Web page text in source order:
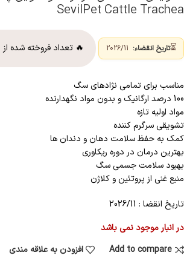
SevilPet Cattle Trachea
⏳تاریخ انقضاء: 🔥 تعداد فروخته شده
مناسب برای تمامی نژادهای سگ
100 درصد ارگانیک و بدون مواد نگهدارنده
مواد اولیه تازه
تشویقی سرگرم کننده
کمک به حفظ سلامت دهان و دندان ها
بهترین درمان در دوره ریکاوری
بهبود سلامت جسمی سگ
منبع غنی از پروتئین و کلاژن
تاریخ انقضا : 2026/11
در انبار موجود نمی باشد
Add to compare
افزودن به علاقه مندی